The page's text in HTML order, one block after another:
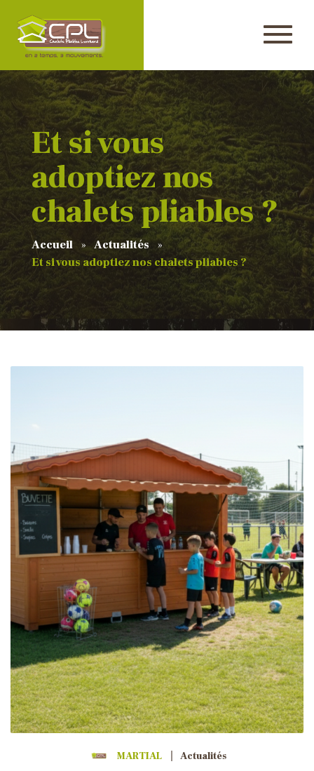
Et si vous
adoptiez nos
chalets pliables ?
Accueil
Actualités
Et si vous adoptiez nos chalets pliables ?
MARTIAL Actualités